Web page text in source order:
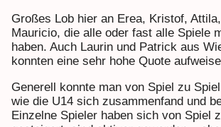
Großes Lob hier an Erea, Kristof,
Mauricio, die alle oder fast alle Spiele
haben. Auch Laurin und Patrick aus
konnten eine sehr hohe Quote
Generell konnte man von Spiel zu
wie die U14 sich zusammenfand und
Einzelne Spieler haben sich von Spiel